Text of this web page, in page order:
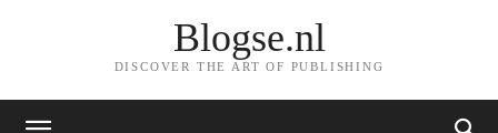
Blogse.nl
DISCOVER THE ART OF PUBLISHING